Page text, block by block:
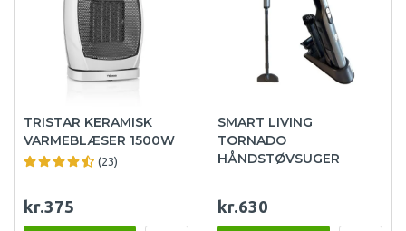
TRISTAR KERAMISK
VARMEBLÆSER 1500W
(23)
kr.375
SMART LIVING
TORNADO
HÅNDSTØVSUGER
kr.630